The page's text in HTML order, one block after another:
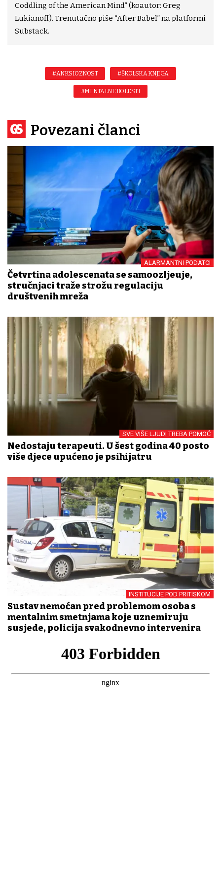
Coddling of the American Mind” (koautor: Greg
Lukianoff). Trenutačno piše “After Babel” na platformi
Substack.
#ANKSIOZNOST #ŠKOLSKA KNJIGA
#MENTALNE BOLESTI
Povezani članci
ALARMANTNI PODATCI
Četvrtina adolescenata se samoozljeđuje,
stručnjaci traže strožu regulaciju
društvenih mreža
SVE VIŠE LJUDI TREBA POMOĆ
Nedostaju terapeuti. U šest godina 40 posto
više djece upućeno je psihijatru
INSTITUCIJE POD PRITISKOM
Sustav nemoćan pred problemom osoba s
mentalnim smetnjama koje uznemiruju
susjede, policija svakodnevno intervenira